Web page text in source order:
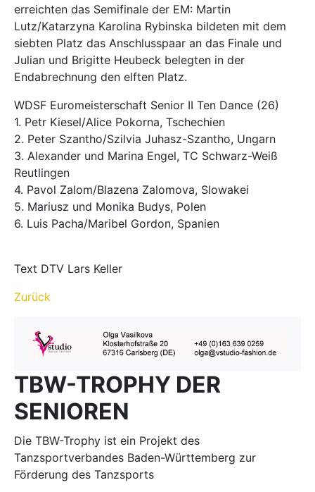
erreichten das Semifinale der EM: Martin
Lutz/Katarzyna Karolina Rybinska bildeten mit dem
siebten Platz das Anschlusspaar an das Finale und
Julian und Brigitte Heubeck belegten in der
Endabrechnung den elften Platz.
WDSF Euromeisterschaft Senior II Ten Dance (26)
1. Petr Kiesel/Alice Pokorna, Tschechien
2. Peter Szantho/Szilvia Juhasz-Szantho, Ungarn
3. Alexander und Marina Engel, TC Schwarz-Weiß
Reutlingen
4. Pavol Zalom/Blazena Zalomova, Slowakei
5. Mariusz und Monika Budys, Polen
6. Luis Pacha/Maribel Gordon, Spanien
Text DTV Lars Keller
Zurück
TBW-TROPHY DER
SENIOREN
Die TBW-Trophy ist ein Projekt des
Tanzsportverbandes Baden-Württemberg zur
Förderung des Tanzsports